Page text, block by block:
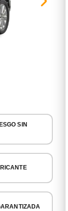
SIN